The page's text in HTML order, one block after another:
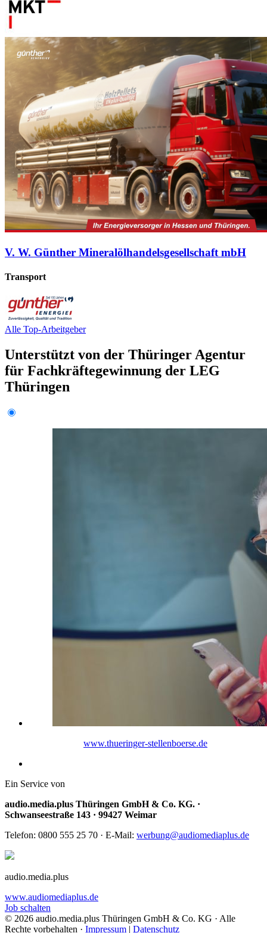
V. W. Günther Mineralölhandelsgesellschaft mbH
Transport
Alle Top-Arbeitgeber
Unterstützt von der Thüringer Agentur
für Fachkräftegewinnung der LEG
Thüringen
www.thueringer-stellenboerse.de
Ein Service von
audio.media.plus Thüringen GmbH & Co. KG. ·
Schwanseestraße 143 · 99427 Weimar
Telefon: 0800 555 25 70 · E-Mail: werbung@audiomediaplus.de
audio.media.plus
www.audiomediaplus.de
Job schalten
© 2026 audio.media.plus Thüringen GmbH & Co. KG · Alle
Rechte vorbehalten · Impressum | Datenschutz